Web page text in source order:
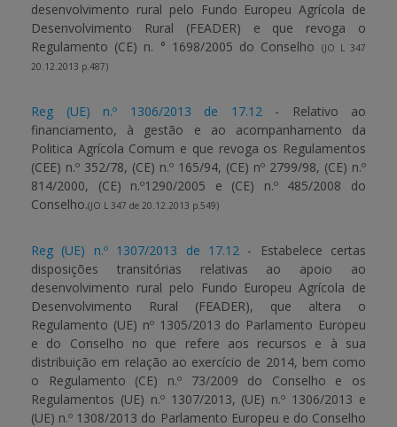
desenvolvimento rural pelo Fundo Europeu Agrícola de
Desenvolvimento Rural (FEADER) e que revoga o
Regulamento (CE) n. ° 1698/2005 do Conselho
(JO L 347
20.12.2013 p.487)
Reg (UE) n.º 1306/2013 de 17.12- Relativo ao
financiamento, à gestão e ao acompanhamento da
Politica Agrícola Comum e que revoga os Regulamentos
(CEE) n.º 352/78, (CE) n.º 165/94, (CE) nº 2799/98, (CE) n.º
814/2000, (CE) n.º1290/2005 e (CE) n.º 485/2008 do
Conselho.(JO L 347 de 20.12.2013 p.549)
Reg (UE) n.º 1307/2013 de 17.12- Estabelece certas
disposições transitórias relativas ao apoio ao
desenvolvimento rural pelo Fundo Europeu Agrícola de
Desenvolvimento Rural (FEADER), que altera o
Regulamento (UE) nº 1305/2013 do Parlamento Europeu
e do Conselho no que refere aos recursos e à sua
distribuição em relação ao exercício de 2014, bem como
o Regulamento (CE) n.º 73/2009 do Conselho e os
Regulamentos (UE) n.º 1307/2013, (UE) n.º 1306/2013 e
(UE) n.º 1308/2013 do Parlamento Europeu e do Conselho